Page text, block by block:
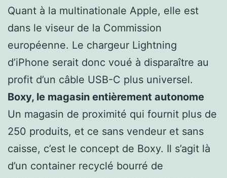
Quant à la multinationale Apple, elle est
dans le viseur de la Commission
européenne. Le chargeur Lightning
d’iPhone serait donc voué à disparaître au
profit d’un câble USB-C plus universel.
Boxy, le magasin entièrement autonome
Un magasin de proximité qui fournit plus de
250 produits, et ce sans vendeur et sans
caisse, c’est le concept de Boxy. Il s’agit là
d’un container recyclé bourré de